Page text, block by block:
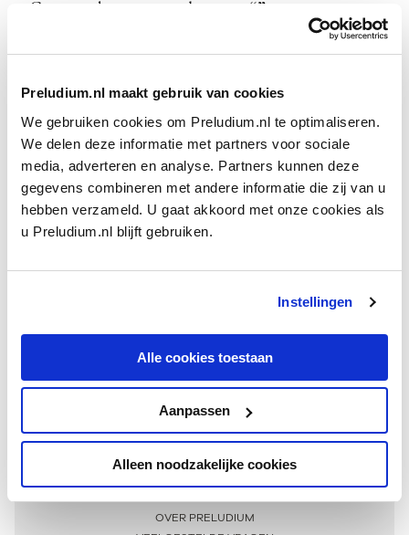
Preludium.nl maakt gebruik van cookies
We gebruiken cookies om Preludium.nl te optimaliseren.
We delen deze informatie met partners voor sociale
media, adverteren en analyse. Partners kunnen deze
gegevens combineren met andere informatie die zij van u
hebben verzameld. U gaat akkoord met onze cookies als
u Preludium.nl blijft gebruiken.
Instellingen
Alle cookies toestaan
Aanpassen
Alleen noodzakelijke cookies
Geen resultaten gevonden voor “”.
Meer informatie
OVER PRELUDIUM